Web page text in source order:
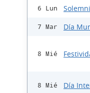
6 Lun
7 Mar Día
8 Mié
8 Mié Día